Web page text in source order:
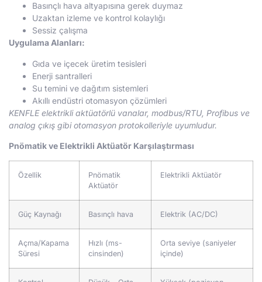
Basınçlı hava altyapısına gerek duymaz
Uzaktan izleme ve kontrol kolaylığı
Sessiz çalışma
Uygulama Alanları:
Gıda ve içecek üretim tesisleri
Enerji santralleri
Su temini ve dağıtım sistemleri
Akıllı endüstri otomasyon çözümleri
KENFLE elektrikli aktüatörlü vanalar, modbus/RTU, Profibus ve
analog çıkış gibi otomasyon protokolleriyle uyumludur.
Pnömatik ve Elektrikli Aktüatör Karşılaştırması
Özellik
Pnömatik
Aktüatör
Elektrikli Aktüatör
Güç Kaynağı Basınçlı hava Elektrik (AC/DC)
Açma/Kapama
Süresi
Hızlı (ms-
cinsinden)
Orta seviye (saniyeler
içinde)